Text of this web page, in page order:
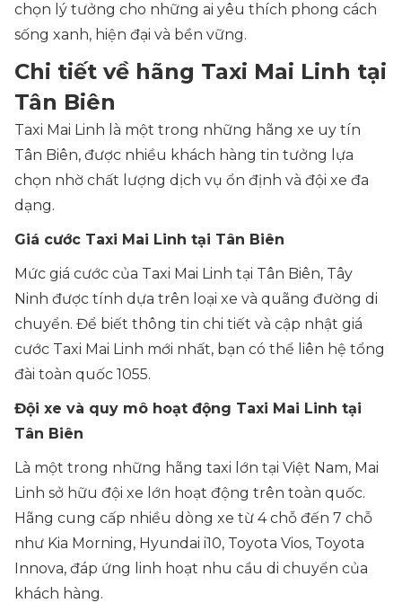
chọn lý tưởng cho những ai yêu thích phong cách
sống xanh, hiện đại và bền vững.
Chi tiết về hãng Taxi Mai Linh tại
Tân Biên
Taxi Mai Linh là một trong những hãng xe uy tín
Tân Biên, được nhiều khách hàng tin tưởng lựa
chọn nhờ chất lượng dịch vụ ổn định và đội xe đa
dạng.
Giá cước Taxi Mai Linh tại Tân Biên
Mức giá cước của Taxi Mai Linh tại Tân Biên, Tây
Ninh được tính dựa trên loại xe và quãng đường di
chuyển. Để biết thông tin chi tiết và cập nhật giá
cước Taxi Mai Linh mới nhất, bạn có thể liên hệ tổng
đài toàn quốc 1055.
Đội xe và quy mô hoạt động Taxi Mai Linh tại
Tân Biên
Là một trong những hãng taxi lớn tại Việt Nam, Mai
Linh sở hữu đội xe lớn hoạt động trên toàn quốc.
Hãng cung cấp nhiều dòng xe từ 4 chỗ đến 7 chỗ
như Kia Morning, Hyundai i10, Toyota Vios, Toyota
Innova, đáp ứng linh hoạt nhu cầu di chuyển của
khách hàng.